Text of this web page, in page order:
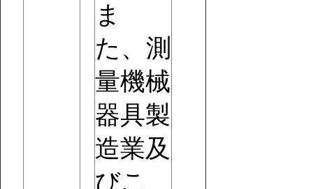
ま
た、測
量機械
器具製
造業及
びこ